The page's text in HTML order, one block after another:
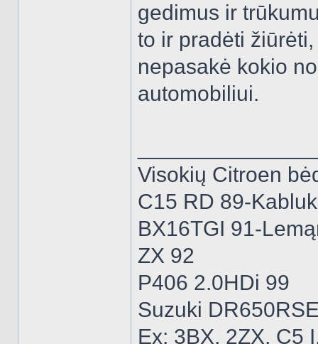
gedimus ir
to ir pradėti
nepasakė kokio
automobiliui.
Visokių Citroen
C15 RD 89-
BX16TGI 91-
ZX 92
P406 2.0HDi 99
Suzuki
Ex: 3BX, 2ZX, C5